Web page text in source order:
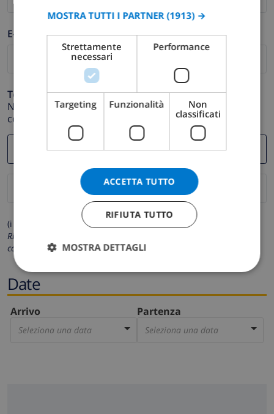
E-mail *
Telefono *
Nel caso in cui il tuo indirizzo email non funzioni
correttamente.
(i campi contrassegnati con * sono obbligatori)
Rispettiamo la tua privacy. I tuoi dati personali non saranno mai
condivisi con gli altri.
Date
Arrivo
Seleziona una data
Partenza
Seleziona una data
DANISH
NORWEGIAN
MOSTRA TUTTI I PARTNER (1913) →
Strettamente
necessari
Performance
Targeting Funzionalità
Non
classificati
ACCETTA TUTTO
RIFIUTA TUTTO
MOSTRA DETTAGLI